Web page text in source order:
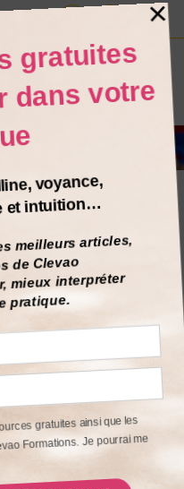
Réaliser
l’Automne
Belline,
avec
supports)
Commentaires